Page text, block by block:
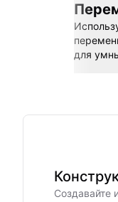
для
Создавайте